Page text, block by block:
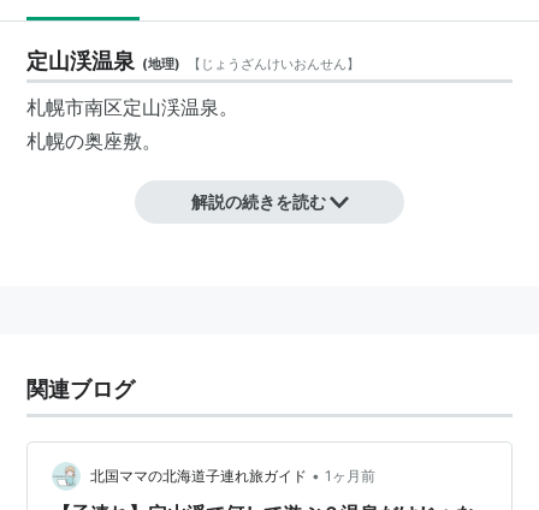
定山渓温泉 (地理) 【 じょうざんけいおんせん】
札幌市南区定山渓温泉。
札幌の奥座敷。
解説の続きを読む
関連ブログ
北国ママの北海道子連れ旅ガイド • 1ヶ月前